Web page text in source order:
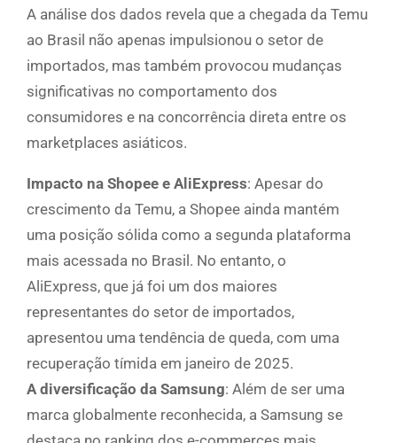
A análise dos dados revela que a chegada da Temu
ao Brasil não apenas impulsionou o setor de
importados, mas também provocou mudanças
significativas no comportamento dos
consumidores e na concorrência direta entre os
marketplaces asiáticos.
Impacto na Shopee e AliExpress: Apesar do
crescimento da Temu, a Shopee ainda mantém
uma posição sólida como a segunda plataforma
mais acessada no Brasil. No entanto, o
AliExpress, que já foi um dos maiores
representantes do setor de importados,
apresentou uma tendência de queda, com uma
recuperação tímida em janeiro de 2025.
A diversificação da Samsung: Além de ser uma
marca globalmente reconhecida, a Samsung se